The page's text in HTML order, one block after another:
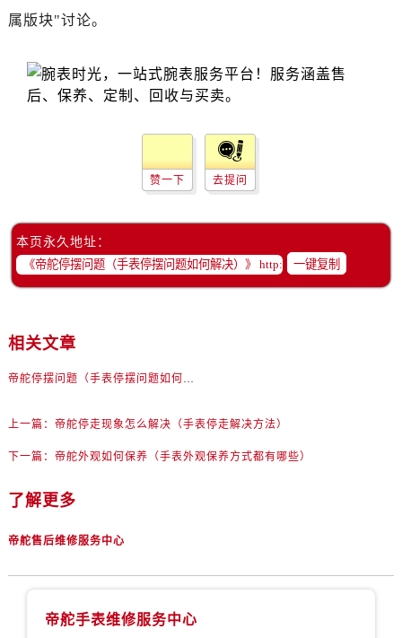
属版块"讨论。
赞一下 去提问
本页永久地址：
一键复制
相关文章
上一篇： 帝舵停走现象怎么解决（手表停走解决方法）
下一篇： 帝舵外观如何保养（手表外观保养方式都有哪些）
了解更多
帝舵售后维修服务中心
帝舵手表维修服务中心